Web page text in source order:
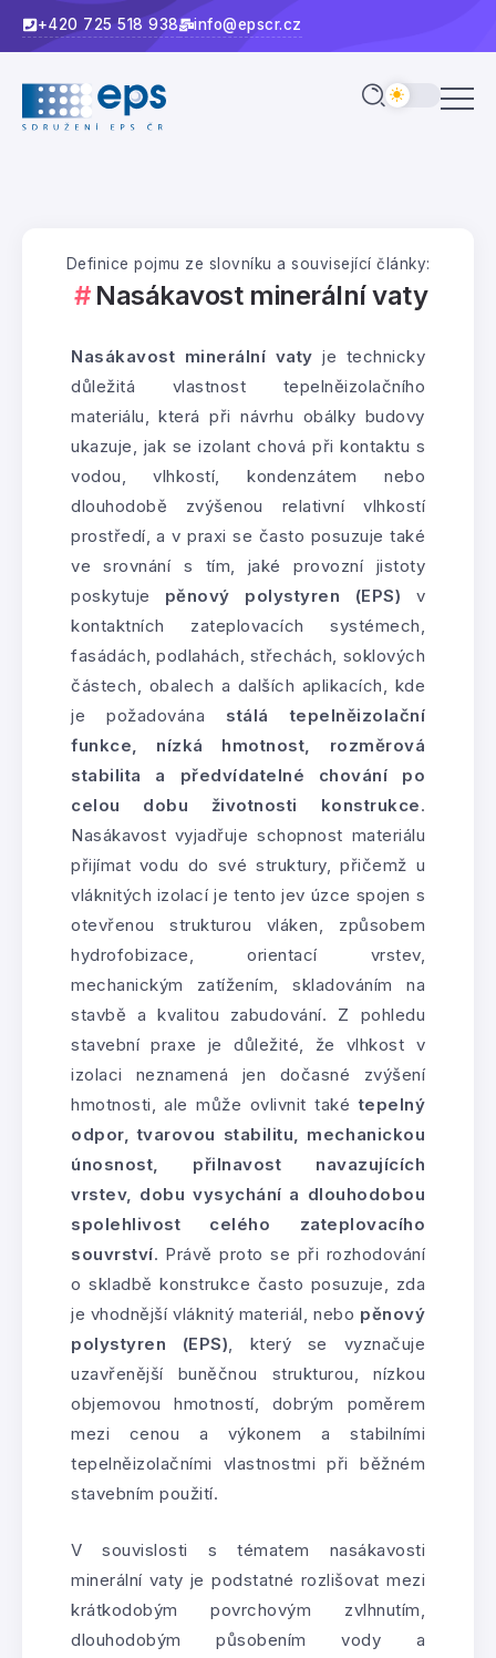
+420 725 518 938 info@epscr.cz
Definice pojmu ze slovníku a související články:
Nasákavost minerální vaty
Nasákavost minerální vaty je technicky
důležitá vlastnost tepelněizolačního
materiálu, která při návrhu obálky budovy
ukazuje, jak se izolant chová při kontaktu s
vodou, vlhkostí, kondenzátem nebo
dlouhodobě zvýšenou relativní vlhkostí
prostředí, a v praxi se často posuzuje také
ve srovnání s tím, jaké provozní jistoty
poskytuje pěnový polystyren (EPS) v
kontaktních zateplovacích systémech,
fasádách, podlahách, střechách, soklových
částech, obalech a dalších aplikacích, kde
je požadována stálá tepelněizolační
funkce, nízká hmotnost, rozměrová
stabilita a předvídatelné chování po
celou dobu životnosti konstrukce.
Nasákavost vyjadřuje schopnost materiálu
přijímat vodu do své struktury, přičemž u
vláknitých izolací je tento jev úzce spojen s
otevřenou strukturou vláken, způsobem
hydrofobizace, orientací vrstev,
mechanickým zatížením, skladováním na
stavbě a kvalitou zabudování. Z pohledu
stavební praxe je důležité, že vlhkost v
izolaci neznamená jen dočasné zvýšení
hmotnosti, ale může ovlivnit takétepelný
odpor, tvarovou stabilitu, mechanickou
únosnost, přilnavost navazujících
vrstev, dobu vysychání a dlouhodobou
spolehlivost celého zateplovacího
souvrství. Právě proto se při rozhodování
o skladbě konstrukce často posuzuje, zda
je vhodnější vláknitý materiál, nebo pěnový
polystyren (EPS), který se vyznačuje
uzavřenější buněčnou strukturou, nízkou
objemovou hmotností, dobrým poměrem
mezi cenou a výkonem a stabilními
tepelněizolačními vlastnostmi při běžném
stavebním použití.
V souvislosti s tématem nasákavosti
minerální vaty je podstatné rozlišovat mezi
krátkodobým povrchovým zvlhnutím,
dlouhodobým působením vody a